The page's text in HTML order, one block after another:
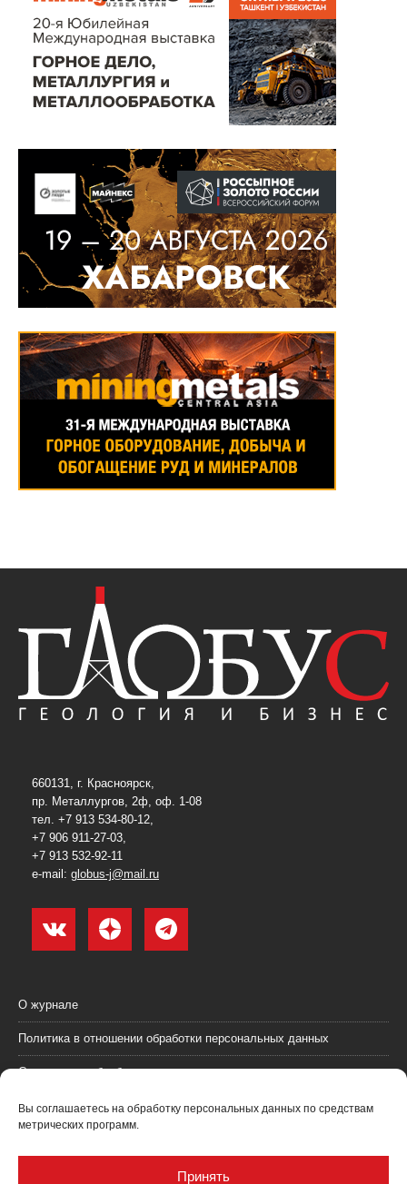
Вы соглашаетесь на обработку персональных данных по средствам
метрических программ.
Принять
660131, г. Красноярск,
пр. Металлургов, 2ф, оф. 1-08
тел. +7 913 534-80-12,
+7 906 911-27-03,
+7 913 532-92-11
e-mail: globus-j@mail.ru
О журнале
Политика в отношении обработки персональных данных
Согласие на обработку персональных данных
Пользовательское соглашение (оферта)